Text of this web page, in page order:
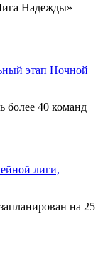
Надежды»
этап Ночной
более 40 команд
лиги,
на 25